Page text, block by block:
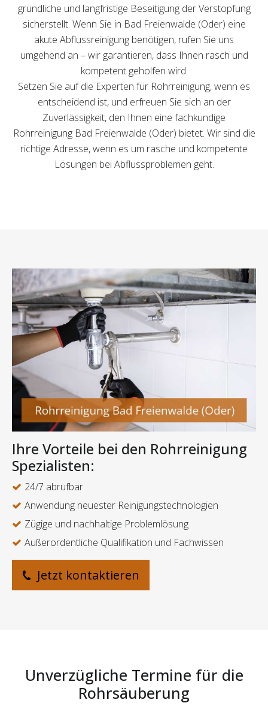
gründliche und langfristige Beseitigung der Verstopfung
sicherstellt. Wenn Sie in Bad Freienwalde (Oder) eine
akute Abflussreinigung benötigen, rufen Sie uns
umgehend an – wir garantieren, dass Ihnen rasch und
kompetent geholfen wird.
Setzen Sie auf die Experten für Rohrreinigung, wenn es
entscheidend ist, und erfreuen Sie sich an der
Zuverlässigkeit, den Ihnen eine fachkundige
Rohrreinigung Bad Freienwalde (Oder) bietet. Wir sind die
richtige Adresse, wenn es um rasche und kompetente
Lösungen bei Abflussproblemen geht.
Ihre Vorteile bei den Rohrreinigung
Spezialisten:
24/7 abrufbar
Anwendung neuester Reinigungstechnologien
Zügige und nachhaltige Problemlösung
Außerordentliche Qualifikation und Fachwissen
Jetzt kontaktieren
Unverzügliche Termine für die
Rohrsäuberung